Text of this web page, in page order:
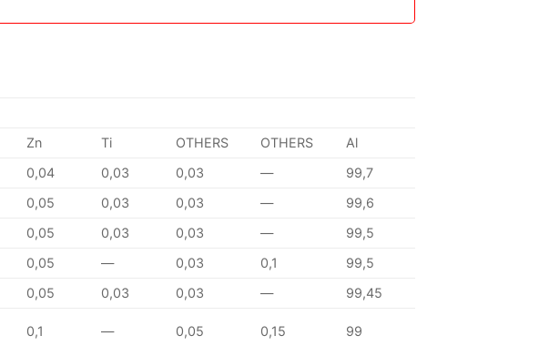
Zn Ti OTHERS OTHERS
Al
0,04 0,03 0,03 —
99,7
0,05 0,03 0,03 —
99,6
0,05 0,03 0,03 —
99,5
0,05 — 0,03 0,1
99,5
0,05 0,03 0,03 — 99,45
0,1 — 0,05 0,15 99